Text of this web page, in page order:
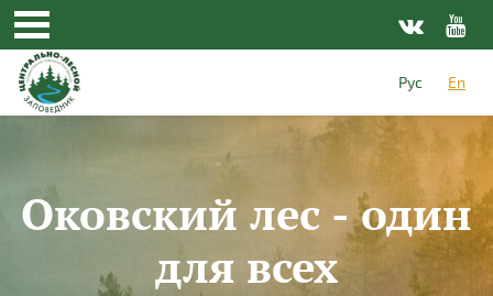
Skip to main content
Рус
En
Оковский лес - один
для всех